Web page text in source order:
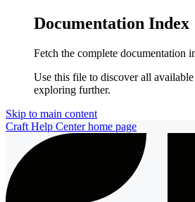
Documentation Index
Fetch the complete documentation
Use this file to discover all available
exploring further.
Skip to main content
Craft Help Centerhome page